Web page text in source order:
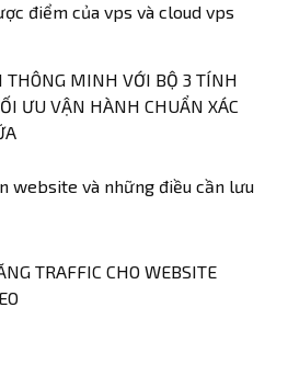
điểm của vps và cloud vps
THÔNG MINH VỚI BỘ 3 TÍNH
ƯU VẬN HÀNH CHUẨN XÁC
website và những điều cần lưu
TRAFFIC CHO WEBSITE